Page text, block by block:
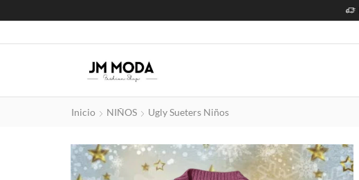
Inicio NIÑOS Ugly Sueters Niños